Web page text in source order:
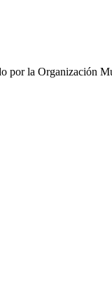
por la Organización